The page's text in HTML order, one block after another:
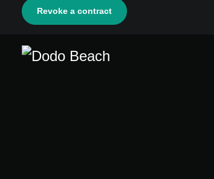
Revoke a contract